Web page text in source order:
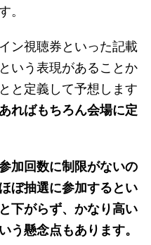
。
ン視聴券といった記載
いう表現があることか
と定義して予想します
ればもちろん会場に定
加回数に制限がないの
ぼ抽選に参加するとい
下がらず、かなり高い
う懸念点もあります。